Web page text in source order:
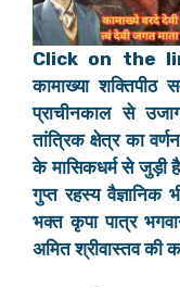
Click on the link
कामाख्या शक्तिपीठ
प्राचीनकाल से
तांत्रिक क्षेत्र का
के मासिकधर्म से जुड़ी
गुप्त रहस्य वैज्ञानिक
भक्त कृपा पात्र
अमित श्रीवास्तव की